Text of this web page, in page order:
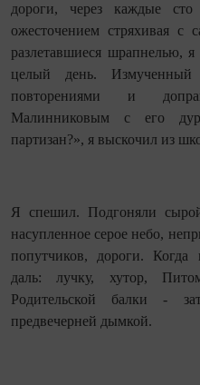
дороги, через каждые
ожесточением стряхивая с
разлетавшиеся шрапнелью,
целый день. Измученный
повторениями и
Малинниковым с его
партизан?», я выскочил из
Я спешил. Подгоняли
насупленное серое небо,
попутчиков, дороги.
даль: лучку, хутор,
Родительской балки -
предвечерней дымкой.